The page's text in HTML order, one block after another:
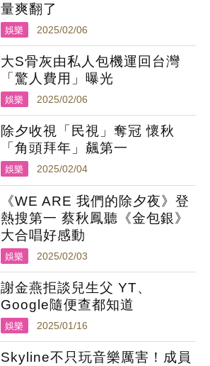
量爽翻了
娛樂 2025/02/06
大S骨灰由私人包機運回台灣
「驚人費用」曝光
娛樂 2025/02/06
除夕收視「民視」奪冠 懷秋
「角頭拜年」飆第一
娛樂 2025/02/04
《WE ARE 我們的除夕夜》登
熱搜第一 蔡秋鳳聽《金包銀》
大合唱好感動
娛樂 2025/02/03
謝金燕拒談兒生父 YT、
Google隨便查都知道
娛樂 2025/01/16
Skyline不只玩音樂厲害！成員